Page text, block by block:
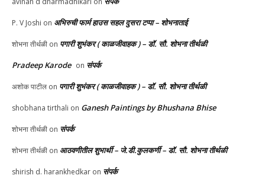
P. V Joshi on अभिरुची फार्म हाउस सहल दुसरा टप्पा – शोभनाताई
शोभना तीर्थळी on पगारी शुभंकर ( काळजीवाहक ) – डॉ. सौ. शोभना तीर्थळी
Pradeep Karode on संपर्क
अशोक पाटील on पगारी शुभंकर ( काळजीवाहक ) – डॉ. सौ. शोभना तीर्थळी
shobhana tirthali on Ganesh Paintings by Bhushana Bhise
शोभना तीर्थळी on संपर्क
शोभना तीर्थळी on आठवणीतील शुभार्थी – जे.डी.कुलकर्णी – डॉ. सौ. शोभना तीर्थळी
shirish d. harankhedkar on संपर्क